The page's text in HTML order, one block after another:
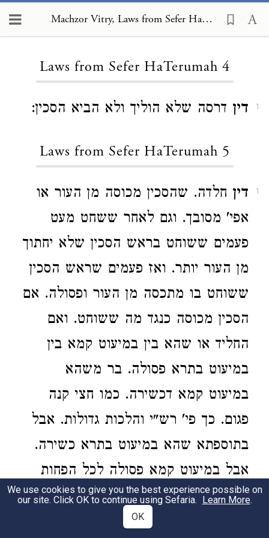
Machzor Vitry, Laws from Sefer HaTerumah 4
Laws from Sefer HaTerumah 4
1 דין דרסה שלא הוליך ולא הביא הסכין:
Laws from Sefer HaTerumah 5
1 דין חלדה. שהסכין מכוסה מן העור או
אפי' מסובך. וגם לאחר ששחט מעט
פעמים ששוחט בראש הסכין שלא יחתוך
מן העור יותר. ואז פעמים שראש הסכין
ששוחט בו מתכסה מן העור ופסולה. אם
הסכין מכוסה כנגד מה ששוחט. ואם
החליד או שהא בין במיעוט קמא בין
במיעוט בתרא פסולה. בר משהא
במיעוט קמא דכשירה. כמו חצי קנה
פגום. כך פי' רש"י והלכות גדולות. אבל
בתוספתא שהא במיעוט בתרא כשירה.
אבל במיעוט קמא פסולה לכל הפחות
בוושט. והחליד במיעוט בתרא יכול
להיות דכשירה. כמו הגרים דכשר:
We use cookies to give you the best experience possible on
our site. Click OK to continue using Sefaria. Learn More.
OK